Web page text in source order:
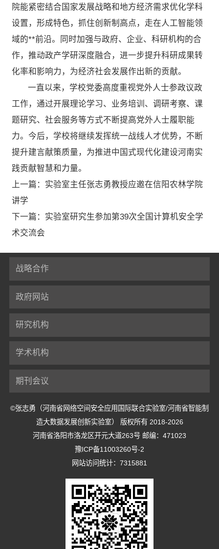
院能紧密结合国家发展战略和地方经济需求优化学科
设置，形成特色，抓住创新制高点，走在人工智能领
域的**前沿。同时加强与政府、企业、科研机构的合
作，推动政产学研深度融合，进一步提升科研成果转
化率和影响力，为经济社会发展作出新的贡献。
一直以来，学校党委高度重视党外人士参政议政
工作，通过开展理论学习、业务培训、调研考察、课
题研究、社会服务等方式不断提高党外人士履职能
力。今后，学校将继续发挥统一战线人才优势，不断
提升建言献策质量，为推进中国式现代化建设河南实
践贡献智慧和力量。
上一篇：实验室主任张志勇教授应邀在信阳农林学院
讲学
下一篇：实验室研究生参加第39次全国计算机安全学
术交流会
战略合作
政府网站
研究机构
学术机构
期刊会议
©张志勇（河南省网络空间安全应用国际联合实验室/河南省智能制
造大数据发展创新实验室） 版权所有 2018-2026
河南省洛阳市洛龙区开元大道263号 邮编：471023
豫ICP备11003260号-2
网站访问统计：7315881